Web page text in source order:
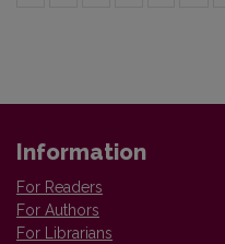
Information
For Readers
For Authors
For Librarians